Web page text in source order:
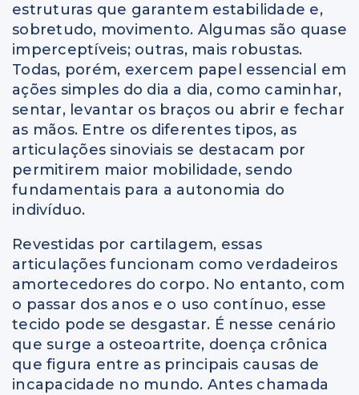
estruturas que garantem estabilidade e,
sobretudo, movimento. Algumas são quase
imperceptíveis; outras, mais robustas.
Todas, porém, exercem papel essencial em
ações simples do dia a dia, como caminhar,
sentar, levantar os braços ou abrir e fechar
as mãos. Entre os diferentes tipos, as
articulações sinoviais se destacam por
permitirem maior mobilidade, sendo
fundamentais para a autonomia do
indivíduo.
Revestidas por cartilagem, essas
articulações funcionam como verdadeiros
amortecedores do corpo. No entanto, com
o passar dos anos e o uso contínuo, esse
tecido pode se desgastar. É nesse cenário
que surge a osteoartrite, doença crônica
que figura entre as principais causas de
incapacidade no mundo. Antes chamada